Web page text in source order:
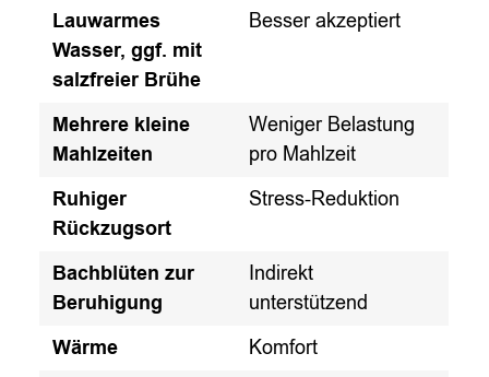
Lauwarmes
Wasser, ggf. mit
salzfreier Brühe
Besser akzeptiert
Mehrere kleine
Mahlzeiten
Weniger Belastung
pro Mahlzeit
Ruhiger
Rückzugsort
Stress-Reduktion
Bachblüten zur
Beruhigung
Indirekt
unterstützend
Wärme Komfort